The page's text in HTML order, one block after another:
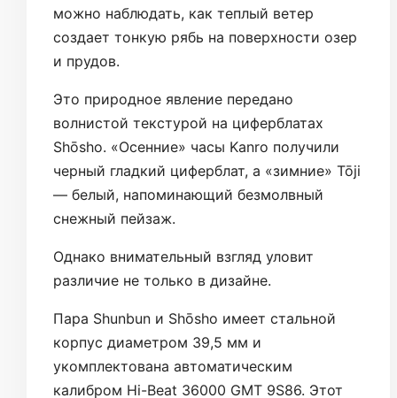
можно наблюдать, как теплый ветер
создает тонкую рябь на поверхности озер
и прудов.
Это природное явление передано
волнистой текстурой на циферблатах
Shōsho. «Осенние» часы Kanro получили
черный гладкий циферблат, а «зимние» Tōji
— белый, напоминающий безмолвный
снежный пейзаж.
Однако внимательный взгляд уловит
различие не только в дизайне.
Пара Shunbun и Shōsho имеет стальной
корпус диаметром 39,5 мм и
укомплектована автоматическим
калибром Hi-Beat 36000 GMT 9S86. Этот